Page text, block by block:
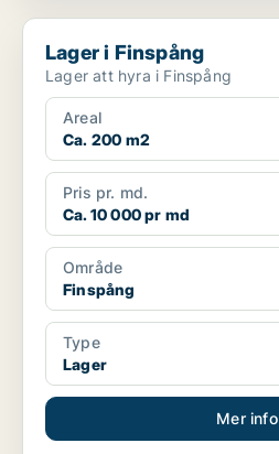
Lager i Finspång
Lager i Finspång
Lager att hyra i Finspång
Areal
Ca. 200 m2
Pris pr. md.
Ca. 10 000 pr md
Område
Finspång
Type
Lager
Mer info